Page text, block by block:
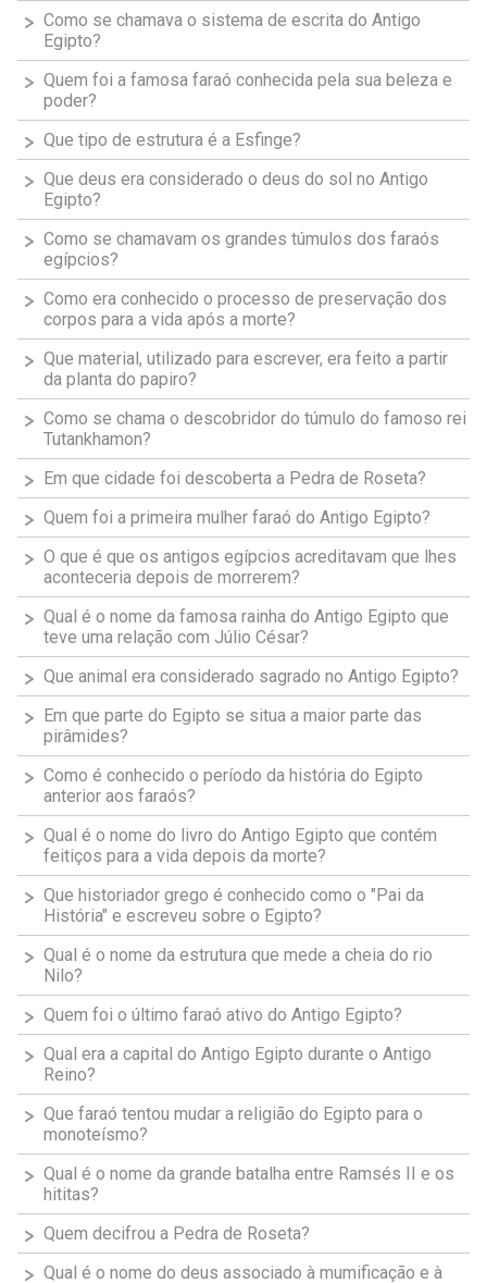
Como se chamava o sistema de escrita do Antigo
Egipto?
Quem foi a famosa faraó conhecida pela sua beleza e
poder?
Que tipo de estrutura é a Esfinge?
Que deus era considerado o deus do sol no Antigo
Egipto?
Como se chamavam os grandes túmulos dos faraós
egípcios?
Como era conhecido o processo de preservação dos
corpos para a vida após a morte?
Que material, utilizado para escrever, era feito a partir
da planta do papiro?
Como se chama o descobridor do túmulo do famoso rei
Tutankhamon?
Em que cidade foi descoberta a Pedra de Roseta?
Quem foi a primeira mulher faraó do Antigo Egipto?
O que é que os antigos egípcios acreditavam que lhes
aconteceria depois de morrerem?
Qual é o nome da famosa rainha do Antigo Egipto que
teve uma relação com Júlio César?
Que animal era considerado sagrado no Antigo Egipto?
Em que parte do Egipto se situa a maior parte das
pirâmides?
Como é conhecido o período da história do Egipto
anterior aos faraós?
Qual é o nome do livro do Antigo Egipto que contém
feitiços para a vida depois da morte?
Que historiador grego é conhecido como o "Pai da
História" e escreveu sobre o Egipto?
Qual é o nome da estrutura que mede a cheia do rio
Nilo?
Quem foi o último faraó ativo do Antigo Egipto?
Qual era a capital do Antigo Egipto durante o Antigo
Reino?
Que faraó tentou mudar a religião do Egipto para o
monoteísmo?
Qual é o nome da grande batalha entre Ramsés II e os
hititas?
Quem decifrou a Pedra de Roseta?
Qual é o nome do deus associado à mumificação e à